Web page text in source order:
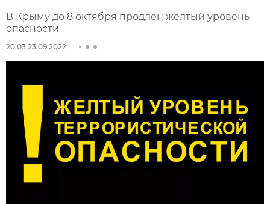
В Крыму до 8 октября продлен желтый уровень
опасности
20:03 23.09.2022